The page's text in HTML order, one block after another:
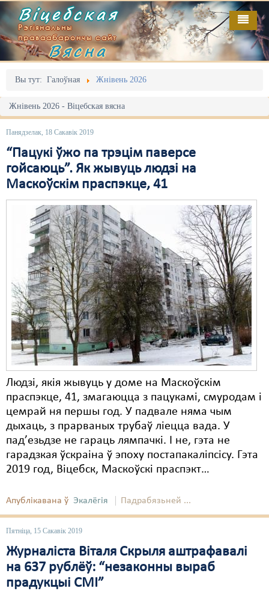
Віцебская
Рэгіянальны
праваабарончы сайт
Вясна
Вы тут: Галоўная Жнівень 2026
Жнівень 2026 - Віцебская вясна
Панядзелак, 18 Сакавік 2019
“Пацукі ўжо па трэцім паверсе
гойсаюць”. Як жывуць людзі на
Маскоўскім праспэкце, 41
Людзі, якія жывуць у доме на Маскоўскім
праспэкце, 41, змагаюцца з пацукамі, смуродам і
цемрай ня першы год. У падвале няма чым
дыхаць, з прарваных трубаў ліецца вада. У
пад’езьдзе не гараць лямпачкі. І не, гэта не
гарадзкая ўскраіна ў эпоху постапакаліпсісу. Гэта
2019 год, Віцебск, Маскоўскі праспэкт…
Апублікавана ў Экалёгія Падрабязьней ...
Пятніца, 15 Сакавік 2019
Журналіста Віталя Скрыля аштрафавалі
на 637 рублёў: “незаконны выраб
прадукцыі СМІ”
Галоўная
Адміністрацыйны перасьлед
Акцыі
Выбары
Грамадзянскія ініцыятывы
Дзяржава
Дыскрымінацыя
Затрыманьні
Карная псыхіятрыя
КПЧ ААН
Культурныя правы
ЛПП
Мігранты
Мірныя сходы
Палітвязьні
Праваабаронцы
Правы дзіцяці
Рознае
Свабода слова
Свабода сумленьня
Выданьні
Відэа
Пра нас
RSS